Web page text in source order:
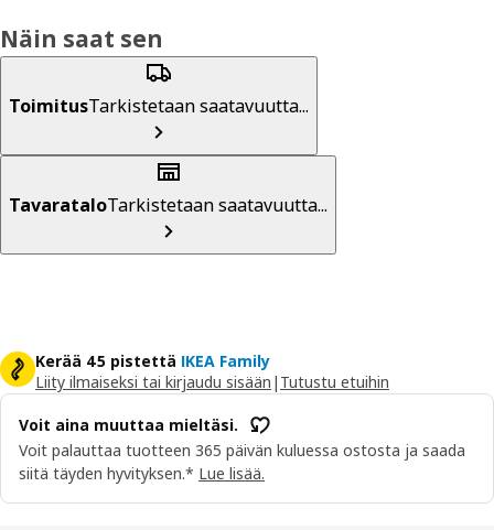
Näin saat sen
ToimitusTarkistetaan saatavuutta...
TavarataloTarkistetaan saatavuutta...
Kerää 45 pistettä IKEA Family
Liity ilmaiseksi tai kirjaudu sisään | Tutustu etuihin
Voit aina muuttaa mieltäsi.
Voit palauttaa tuotteen 365 päivän kuluessa ostosta ja saada
siitä täyden hyvityksen.* Lue lisää.